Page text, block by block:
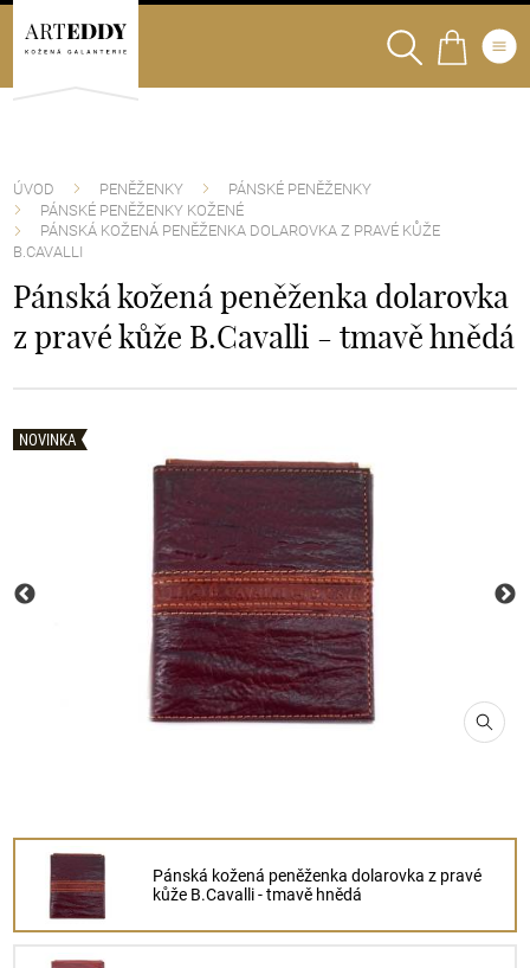
ÚVOD PENĚŽENKY
PÁNSKÉ PENĚŽENKY
PÁNSKÉ PENĚŽENKY KOŽENÉ
PÁNSKÁ KOŽENÁ PENĚŽENKA DOLAROVKA Z PRAVÉ KŮŽE
B.CAVALLI
Pánská kožená peněženka dolarovka
z pravé kůže B.Cavalli - tmavě hnědá
NOVINKA
NOVINKA
NOVINKA
NOVINKA
NOVINKA
NOVINKA
Pánská kožená peněženka dolarovka z pravé
kůže B.Cavalli - tmavě hnědá